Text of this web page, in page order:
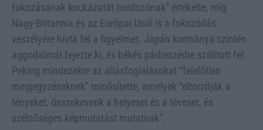
fokozásának kockázatát hordozónak” értékelte, míg
Nagy-Britannia és az Európai Unió is a fokozódás
veszélyére hívta fel a figyelmet. Japán kormánya szintén
aggodalmát fejezte ki, és békés párbeszédre szólított fel.
Peking mindezekre az állásfoglalásokat “felelőtlen
megjegyzéseknek” minősítette, amelyek “eltorzítják a
tényeket, összekeverik a helyeset és a téveset, és
szélsőséges képmutatást mutatnak”.